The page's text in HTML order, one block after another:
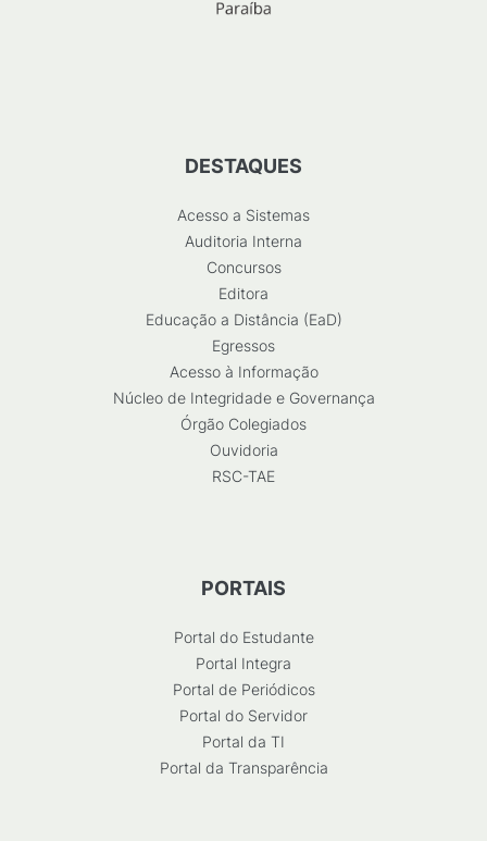
DESTAQUES
Acesso a Sistemas
Auditoria Interna
Concursos
Editora
Educação a Distância (EaD)
Egressos
Acesso à Informação
Núcleo de Integridade e Governança
Órgão Colegiados
Ouvidoria
RSC-TAE
PORTAIS
Portal do Estudante
Portal Integra
Portal de Periódicos
Portal do Servidor
Portal da TI
Portal da Transparência